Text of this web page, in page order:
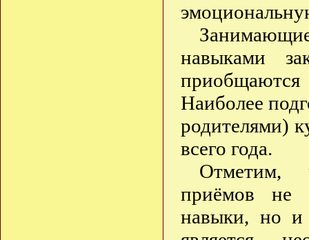
навыками
приобщаются
Наиболее
родителями)
всего года.
Отметим,
приёмов не
навыки, но и